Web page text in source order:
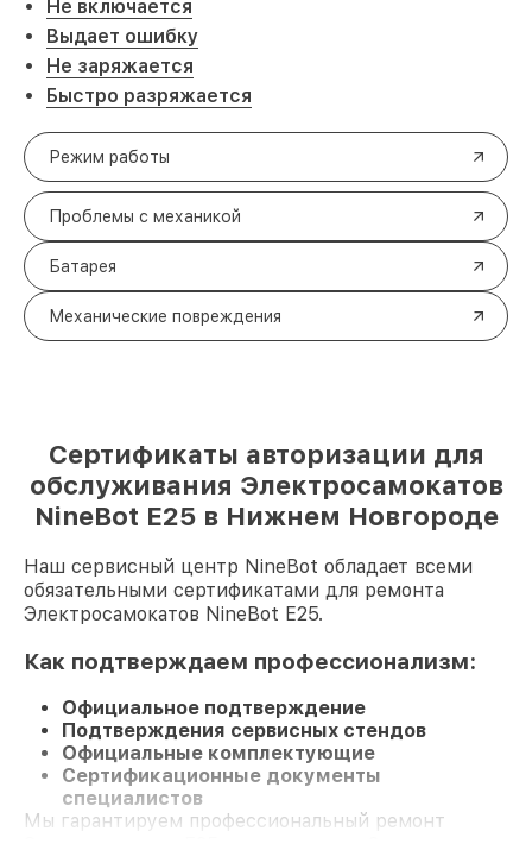
Не включается
Выдает ошибку
Не заряжается
Быстро разряжается
Режим работы
Проблемы с механикой
Батарея
Механические повреждения
Сертификаты авторизации для
обслуживания Электросамокатов
NineBot E25 в Нижнем Новгороде
Наш сервисный центр NineBot обладает всеми
обязательными сертификатами для ремонта
Электросамокатов NineBot E25.
Как подтверждаем профессионализм:
Официальное подтверждение
Подтверждения сервисных стендов
Официальные комплектующие
Сертификационные документы
специалистов
Мы гарантируем профессиональный ремонт